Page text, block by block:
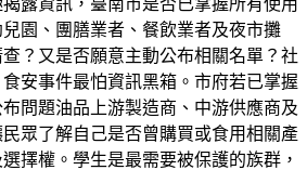
園、團膳業者、餐飲業者及夜市攤
？又是否願意主動公布相關名單？社
安事件最怕資訊黑箱。市府若已掌握
問題油品上游製造商、中游供應商及
眾了解自己是否曾購買或食用相關產
擇權。學生是最需要被保護的族群，